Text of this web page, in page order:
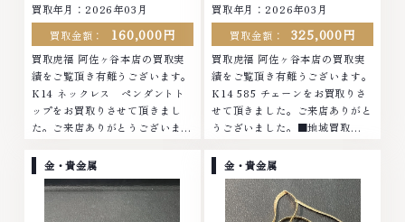
買取年月：2026年03月
買取金額：
160,000円
買取虎福 阿佐ヶ谷本店の買取実
績をご覧頂き有難うございます。
K14 ネックレス ペンダントト
ップをお買取りさせて頂きまし
た。ご来店ありがとうございまし
ラチナ ダイヤモンド ブランド品
ブランド衣類 お酒買取りのこと
なら、お任せくださいなかでも
金・プラチナ等のアクセサリー・
買取年月：2026年03月
買取金額：
325,000円
買取虎福 阿佐ヶ谷本店の買取実
績をご覧頂き有難うございます。
K14 585 チェーンをお買取りさ
せて頂きました。ご来店ありがと
うございました。■地域買取
ンド ブランド品 ブランド衣類 お
酒買取りのことなら、お任せくだ
さいなかでも金・プラチナ等のア
クセサリー・貴金属・宝石・ダイ
金・貴金属 金・貴金属